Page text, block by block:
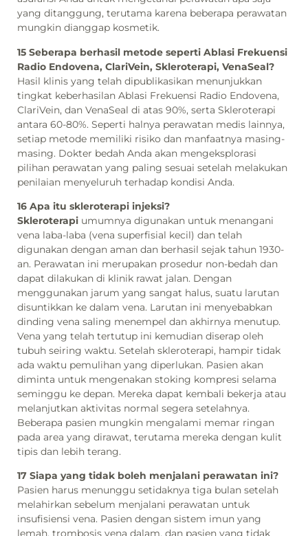
yang ditanggung, terutama karena beberapa perawatan
mungkin dianggap kosmetik.
15 Seberapa berhasil metode seperti Ablasi Frekuensi
Radio Endovena, ClariVein, Skleroterapi, VenaSeal?
Hasil klinis yang telah dipublikasikan menunjukkan
tingkat keberhasilan Ablasi Frekuensi Radio Endovena,
ClariVein, dan VenaSeal di atas 90%, serta Skleroterapi
antara 60-80%. Seperti halnya perawatan medis lainnya,
setiap metode memiliki risiko dan manfaatnya masing-
masing. Dokter bedah Anda akan mengeksplorasi
pilihan perawatan yang paling sesuai setelah melakukan
penilaian menyeluruh terhadap kondisi Anda.
16 Apa itu skleroterapi injeksi?
Skleroterapi umumnya digunakan untuk menangani
vena laba-laba (vena superfisial kecil) dan telah
digunakan dengan aman dan berhasil sejak tahun 1930-
an. Perawatan ini merupakan prosedur non-bedah dan
dapat dilakukan di klinik rawat jalan. Dengan
menggunakan jarum yang sangat halus, suatu larutan
disuntikkan ke dalam vena. Larutan ini menyebabkan
dinding vena saling menempel dan akhirnya menutup.
Vena yang telah tertutup ini kemudian diserap oleh
tubuh seiring waktu. Setelah skleroterapi, hampir tidak
ada waktu pemulihan yang diperlukan. Pasien akan
diminta untuk mengenakan stoking kompresi selama
seminggu ke depan. Mereka dapat kembali bekerja atau
melanjutkan aktivitas normal segera setelahnya.
Beberapa pasien mungkin mengalami memar ringan
pada area yang dirawat, terutama mereka dengan kulit
tipis dan lebih terang.
17 Siapa yang tidak boleh menjalani perawatan ini?
Pasien harus menunggu setidaknya tiga bulan setelah
melahirkan sebelum menjalani perawatan untuk
insufisiensi vena. Pasien dengan sistem imun yang